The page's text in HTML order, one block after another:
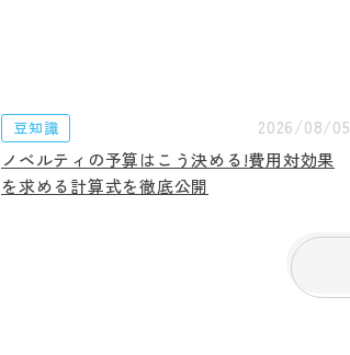
豆知識
2026/08/05
ノベルティの予算はこう決める!費用対効果
を求める計算式を徹底公開